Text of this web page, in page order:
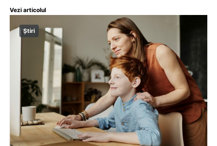
Vezi articolul
Știri